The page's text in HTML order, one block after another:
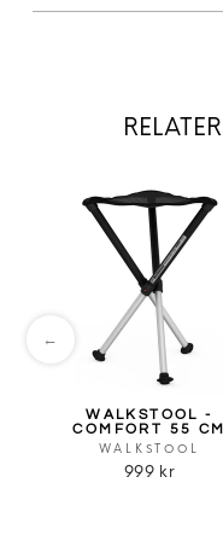
WALKSTOOL -
COMFORT 55 CM
WALKSTOOL
999 kr
←